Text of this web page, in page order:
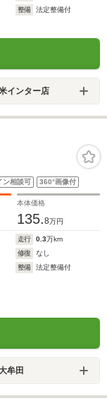
整備
法定整備付
インター店
ン相談可 360°画像付
本体価格
135.8万円
走行 0.3万km
修復
なし
整備
法定整備付
牟田